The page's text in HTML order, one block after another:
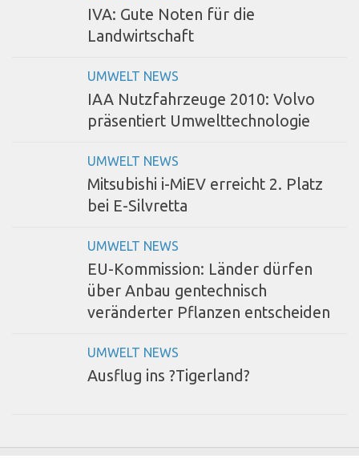
IVA: Gute Noten für die
Landwirtschaft
UMWELT NEWS
IAA Nutzfahrzeuge 2010: Volvo
präsentiert Umwelttechnologie
UMWELT NEWS
Mitsubishi i-MiEV erreicht 2. Platz
bei E-Silvretta
UMWELT NEWS
EU-Kommission: Länder dürfen
über Anbau gentechnisch
veränderter Pflanzen entscheiden
UMWELT NEWS
Ausflug ins ?Tigerland?